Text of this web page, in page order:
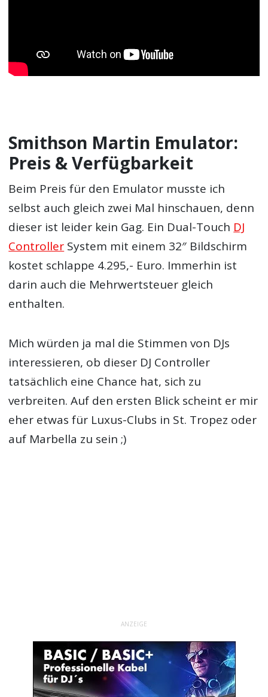
Smithson Martin Emulator:
Preis & Verfügbarkeit
Beim Preis für den Emulator musste ich
selbst auch gleich zwei Mal hinschauen, denn
dieser ist leider kein Gag. Ein Dual-Touch DJ
Controller System mit einem 32″ Bildschirm
kostet schlappe 4.295,- Euro. Immerhin ist
darin auch die Mehrwertsteuer gleich
enthalten.
Mich würden ja mal die Stimmen von DJs
interessieren, ob dieser DJ Controller
tatsächlich eine Chance hat, sich zu
verbreiten. Auf den ersten Blick scheint er mir
eher etwas für Luxus-Clubs in St. Tropez oder
auf Marbella zu sein ;)
ANZEIGE